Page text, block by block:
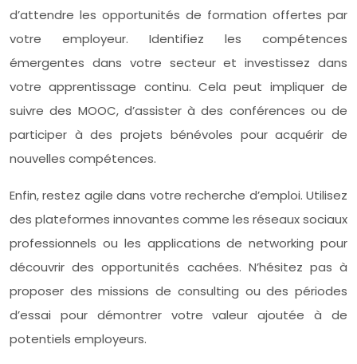
d’attendre les opportunités de formation offertes par
votre employeur. Identifiez les compétences
émergentes dans votre secteur et investissez dans
votre apprentissage continu. Cela peut impliquer de
suivre des MOOC, d’assister à des conférences ou de
participer à des projets bénévoles pour acquérir de
nouvelles compétences.
Enfin, restez agile dans votre recherche d’emploi. Utilisez
des plateformes innovantes comme les réseaux sociaux
professionnels ou les applications de networking pour
découvrir des opportunités cachées. N’hésitez pas à
proposer des missions de consulting ou des périodes
d’essai pour démontrer votre valeur ajoutée à de
potentiels employeurs.